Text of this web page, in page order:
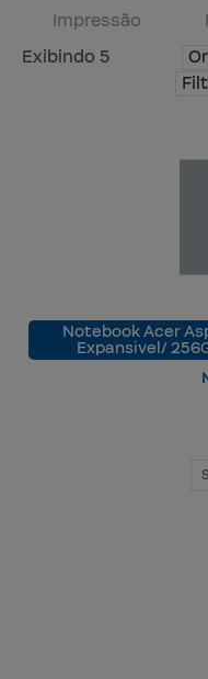
Impressão
Exibindo 5
Notebook Acer
Expansivel/